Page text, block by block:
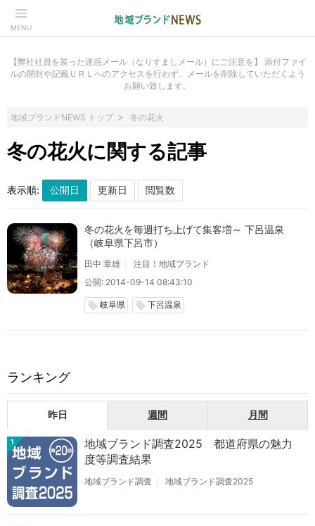
MENU
【弊社社員を装った迷惑メール（なりすましメール）にご注意を】 添付ファイ
ルの開封や記載ＵＲＬへのアクセスを行わず、メールを削除していただくよう
お願い致します。
地域ブランドNEWS トップ 冬の花火
冬の花火に関する記事
表示順:
冬の花火を毎週打ち上げて集客増～ 下呂温泉
（岐阜県下呂市）
田中 章雄
注目！地域ブランド
公開: 2014-09-14 08:43:10
local_offer 岐阜県 local_offer 下呂温泉
ランキング
昨日 週間 月間
1
地域ブランド調査2025 都道府県の魅力
度等調査結果
地域ブランド調査 地域ブランド調査2025